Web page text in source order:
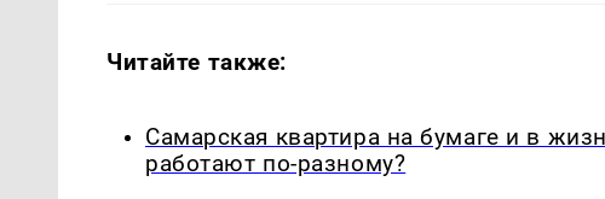
Читайте также:
Самарская квартира на бумаге и в
работают по-разному?